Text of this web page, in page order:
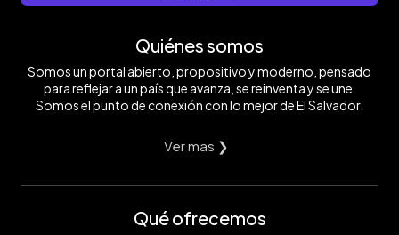
Quiénes somos
Somos un portal abierto, propositivo y moderno, pensado
para reflejar a un país que avanza, se reinventa y se une.
Somos el punto de conexión con lo mejor de El Salvador.
Ver mas ❯
Qué ofrecemos